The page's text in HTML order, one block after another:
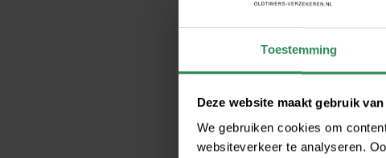
Toestemming
Deze website maakt gebruik
We gebruiken cookies om
websiteverkeer te analyseren.
Oldtimer
Oldtimer
Oldtimer